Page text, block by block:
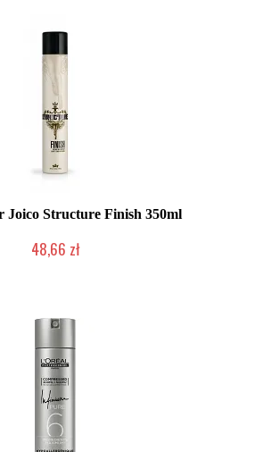
Joico Structure Finish 350ml
48,66 zł